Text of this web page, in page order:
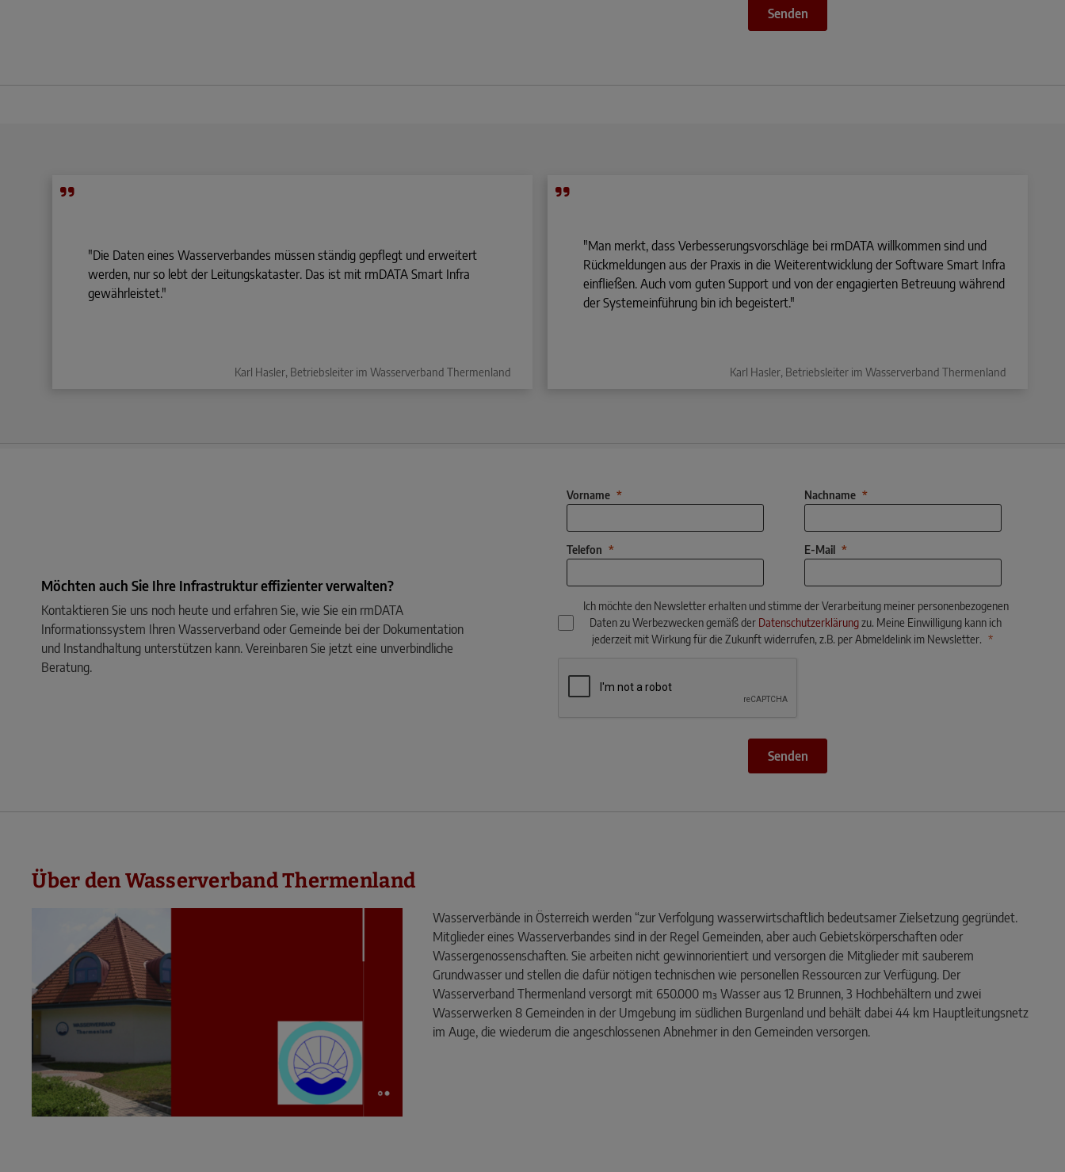
Senden
"Die Daten eines Wasserverbandes müssen ständig gepflegt und erweitert
werden, nur so lebt der Leitungskataster. Das ist mit rmDATA Smart Infra
gewährleistet."
Karl Hasler, Betriebsleiter im Wasserverband Thermenland
"Man merkt, dass Verbesserungsvorschläge bei rmDATA willkommen sind und
Rückmeldungen aus der Praxis in die Weiterentwicklung der Software Smart Infra
einfließen. Auch vom guten Support und von der engagierten Betreuung während
der Systemeinführung bin ich begeistert."
Karl Hasler, Betriebsleiter im Wasserverband Thermenland
Möchten auch Sie Ihre Infrastruktur effizienter verwalten?
Kontaktieren Sie uns noch heute und erfahren Sie, wie Sie ein rmDATA
Informationssystem Ihren Wasserverband oder Gemeinde bei der Dokumentation
und Instandhaltung unterstützen kann. Vereinbaren Sie jetzt eine unverbindliche
Beratung.
Vorname
Telefon
Nachname
E-Mail
Ich möchte den Newsletter erhalten und stimme der Verarbeitung meiner personenbezogenen
Daten zu Werbezwecken gemäß der Datenschutzerklärungzu. Meine Einwilligung kann ich
jederzeit mit Wirkung für die Zukunft widerrufen, z.B. per Abmeldelink im Newsletter.
Senden
Über den Wasserverband Thermenland
Wasserverbände in Österreich werden “zur Verfolgung wasserwirtschaftlich bedeutsamer Zielsetzung gegründet.
Mitglieder eines Wasserverbandes sind in der Regel Gemeinden, aber auch Gebietskörperschaften oder
Wassergenossen­schaften. Sie arbeiten nicht gewinnorientiert und versorgen die Mitglieder mit sauberem
Grundwasser und stellen die dafür nötigen technischen wie personellen Ressourcen zur Verfügung. Der
Wasserverband Thermenland versorgt mit 650.000 m³ Wasser aus 12 Brunnen, 3 Hochbehältern und zwei
Wasserwerken 8 Gemeinden in der Umgebung im südlichen Burgenland und behält dabei 44 km Hauptleitungsnetz
im Auge, die wiederum die angeschlossenen Abnehmer in den Gemeinden versorgen.